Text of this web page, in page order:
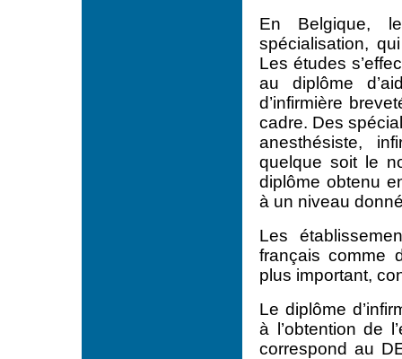
En Belgique,
spécialisation,
Les études
au diplôme
d’infirmière
cadre. Des
anesthésiste,
quelque soit le
diplôme obtenu
à un niveau
Les
français comme
plus important,
Le diplôme
à l’obtention de
correspond au